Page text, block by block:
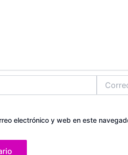
electrónico y web en este